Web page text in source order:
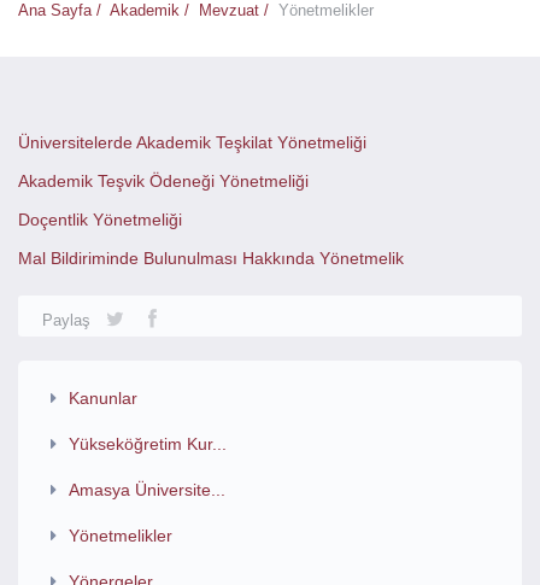
Ana Sayfa / Akademik / Mevzuat / Yönetmelikler
Üniversitelerde Akademik Teşkilat Yönetmeliği
Akademik Teşvik Ödeneği Yönetmeliği
Doçentlik Yönetmeliği
Mal Bildiriminde Bulunulması Hakkında Yönetmelik
Paylaş
Kanunlar
Yükseköğretim Kur...
Amasya Üniversite...
Yönetmelikler